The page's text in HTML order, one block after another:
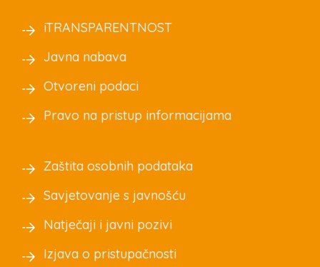
iTRANSPARENTNOST
Javna nabava
Otvoreni podaci
Pravo na pristup informacijama
Zaštita osobnih podataka
Savjetovanje s javnošću
Natječaji i javni pozivi
Izjava o pristupačnosti